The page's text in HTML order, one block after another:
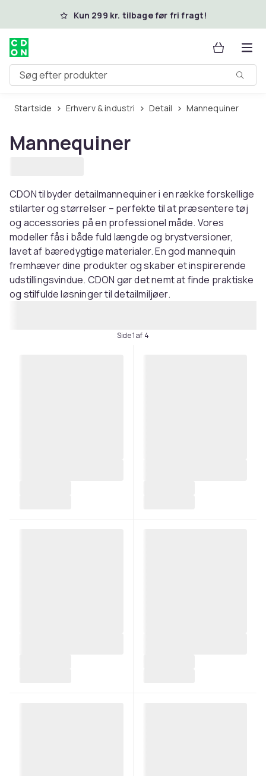
Spring til hovedindhold
Kun 299 kr. tilbage før fri fragt!
Søg efter produkter
Startside Erhverv & industri Detail Mannequiner
Mannequiner
CDON tilbyder detailmannequiner i en række forskellige
stilarter og størrelser – perfekte til at præsentere tøj
og accessories på en professionel måde. Vores
modeller fås i både fuld længde og brystversioner,
lavet af bæredygtige materialer. En god mannequin
fremhæver dine produkter og skaber et inspirerende
udstillingsvindue. CDON gør det nemt at finde praktiske
og stilfulde løsninger til detailmiljøer.
Side 1 af 4